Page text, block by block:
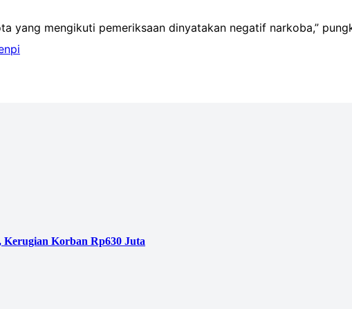
yang mengikuti pemeriksaan dinyatakan negatif narkoba,”
Korban Rp630 Juta